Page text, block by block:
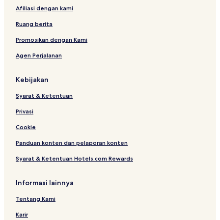
l
a
c
a
Afiliasi dengan kami
Ruang berita
Promosikan dengan Kami
Agen Perjalanan
Kebijakan
Syarat & Ketentuan
Privasi
Cookie
Panduan konten dan pelaporan konten
Syarat & Ketentuan Hotels.com Rewards
Informasi lainnya
Tentang Kami
Karir